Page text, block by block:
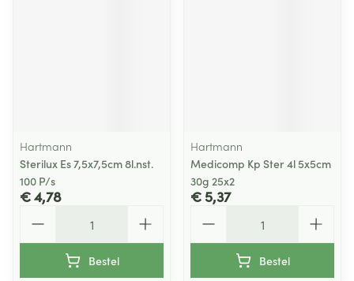
Hartmann
Sterilux Es 7,5x7,5cm 8l.nst.
100 P/s
€ 4,78
Bestel
Hartmann
Medicomp Kp Ster 4l 5x5cm
30g 25x2
€ 5,37
Bestel